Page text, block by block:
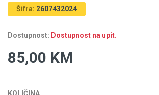
Šifra: 2607432024
Dostupnost: Dostupnost na upit.
85,00 KM
KOLIČINA